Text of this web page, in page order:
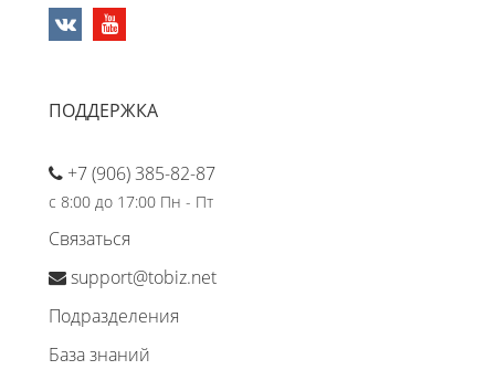
ПОДДЕРЖКА
+7 (906) 385-82-87
с 8:00 до 17:00 Пн - Пт
Связаться
support@tobiz.net
Подразделения
База знаний